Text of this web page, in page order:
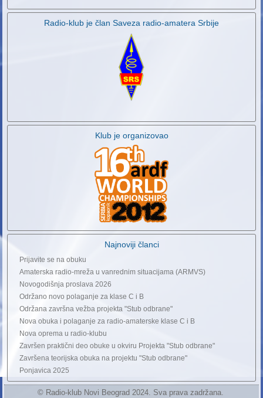
Radio-klub je član Saveza radio-amatera Srbije
Klub je organizovao
Najnoviji članci
Prijavite se na obuku
Amaterska radio-mreža u vanrednim situacijama (ARMVS)
Novogodišnja proslava 2026
Održano novo polaganje za klase C i B
Održana završna vežba projekta "Stub odbrane"
Nova obuka i polaganje za radio-amaterske klase C i B
Nova oprema u radio-klubu
Završen praktični deo obuke u okviru Projekta "Stub odbrane"
Završena teorijska obuka na projektu "Stub odbrane"
Ponjavica 2025
© Radio-klub Novi Beograd 2024. Sva prava zadržana.